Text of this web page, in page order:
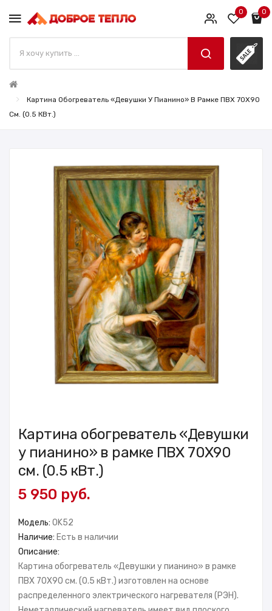
0 0
Картина Обогреватель «Девушки У Пианино» В Рамке ПВХ 70X90
См. (0.5 КВт.)
Картина обогреватель «Девушки
у пианино» в рамке ПВХ 70X90
см. (0.5 кВт.)
5 950 руб.
Модель: OK52
Наличие: Есть в наличии
Описание:
Картина обогреватель «Девушки у пианино» в рамке
ПВХ 70X90 см. (0.5 кВт.) изготовлен на основе
распределенного электрического нагревателя (РЭН).